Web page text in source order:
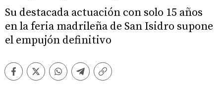
Su destacada actuación con solo 15 años
en la feria madrileña de San Isidro supone
el empujón definitivo
FacebookTwitterWhatsappTelegramCopiar